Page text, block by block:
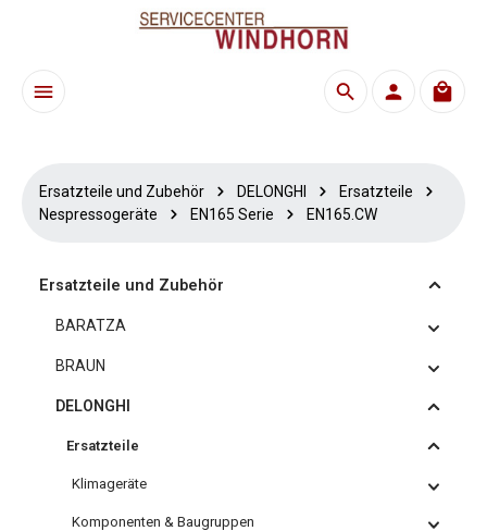
Zum Hauptinhalt springen
Ersatzteile und Zubehör DELONGHI
Ersatzteile
Nespressogeräte
EN165 Serie EN165.CW
Ersatzteile und Zubehör
BARATZA
BRAUN
DELONGHI
Ersatzteile
Klimageräte
Komponenten & Baugruppen